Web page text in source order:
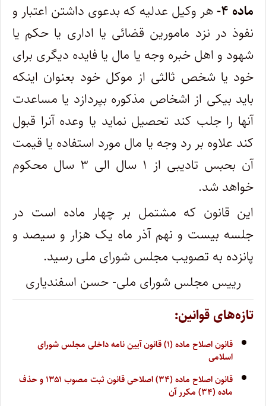
ماده ۴-
هر وکیل عدلیه که بدعوی داشتن اعتبار و
نفوذ در نزد مامورین قضائی یا اداری یا حکم یا
شهود و اهل خبره وجه یا مال یا فایده دیگری ‌برای
خود یا شخص ثالثی از موکل خود بعنوان اینکه
باید بیکی از اشخاص مذکوره بپردازد یا مساعدت
آنها را جلب کند تحصیل نماید یا وعده آنرا ‌قبول
کند علاوه بر رد وجه یا مال مورد استفاده یا قیمت
آن بحبس تادیبی از ۱ سال الی ۳ سال محکوم
خواهد شد.
این قانون که مشتمل بر چهار ماده است در
جلسه بیست و نهم آذر ماه یک هزار و سیصد و
پانزده به تصویب مجلس شورای ملی رسید.
رییس مجلس شورای ملی- حسن اسفندیاری
تازه‌های قوانین:
قانون اصلاح ماده (۱) قانون آیین نامه داخلی مجلس شورای
اسلامی
قانون اصلاح ماده (۳۴) اصلاحی قانون ثبت مصوب ۱۳۵۱ و حذف
ماده (۳۴) مکرر آن